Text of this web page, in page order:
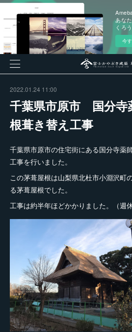
あな
くろう
今
2022.01.24 11:00
千葉県市原市 国分
根葺き替え工事
千葉県市原市の住宅街にある国分寺薬
工事を行いました。
この茅葺屋根は山梨県北杜市小淵沢町
る茅葺屋根でした。
工事は約半年ほどかかりました。（週休